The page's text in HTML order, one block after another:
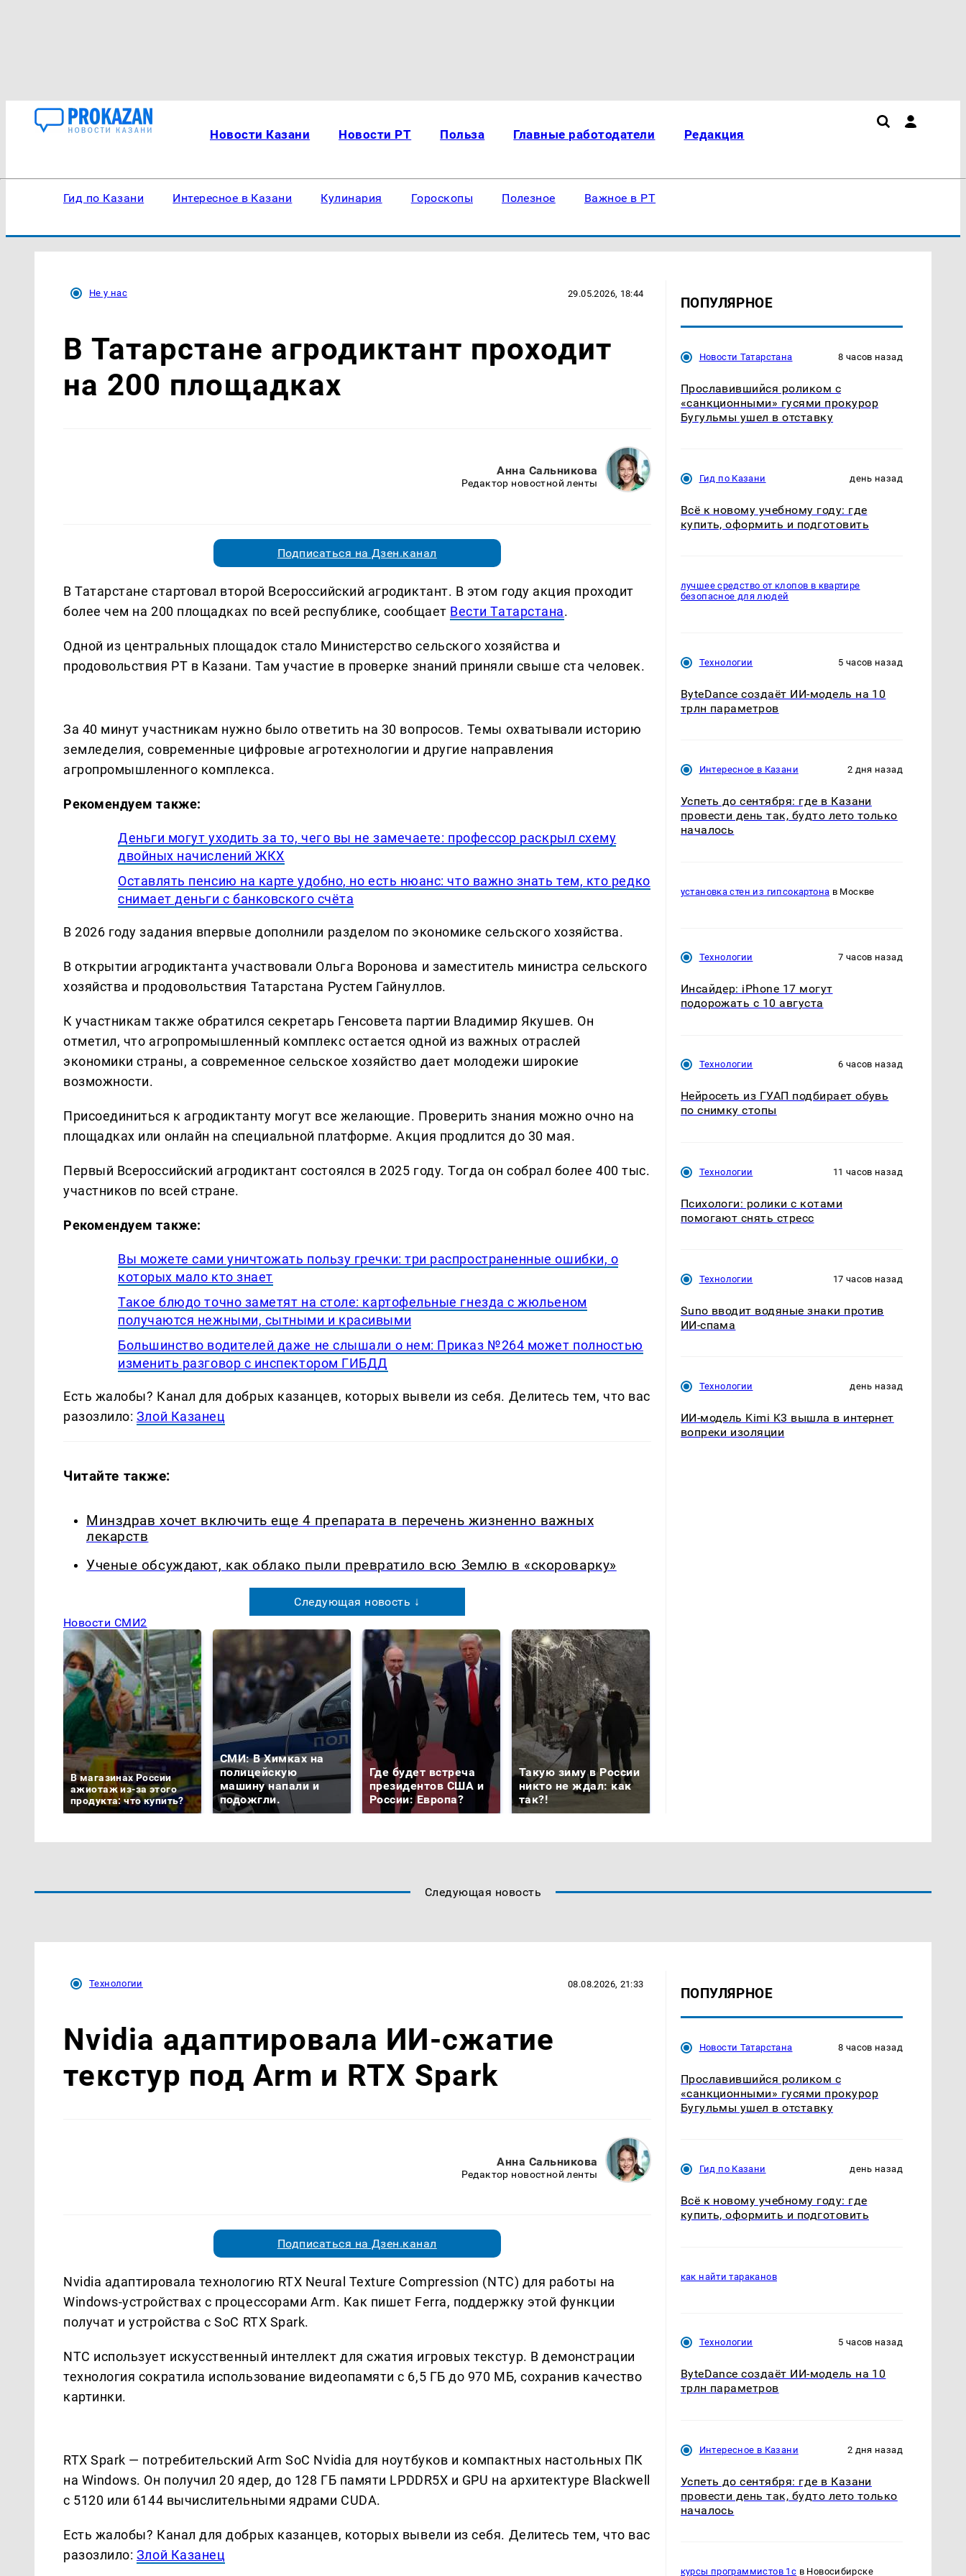
Новости Казани Новости РТ Польза Главные работодатели Редакция
Гид по Казани Интересное в Казани Кулинария Гороскопы Полезное Важное в РТ
Не у нас 29.05.2026, 18:44
В Татарстане агродиктант проходит
на 200 площадках
Анна Сальникова
Редактор новостной ленты
Подписаться на Дзен.канал
В Татарстане стартовал второй Всероссийский агродиктант. В этом году акция проходит
более чем на 200 площадках по всей республике, сообщает Вести Татарстана.
Одной из центральных площадок стало Министерство сельского хозяйства и
продовольствия РТ в Казани. Там участие в проверке знаний приняли свыше ста человек.
За 40 минут участникам нужно было ответить на 30 вопросов. Темы охватывали историю
земледелия, современные цифровые агротехнологии и другие направления
агропромышленного комплекса.
Рекомендуем также:
Деньги могут уходить за то, чего вы не замечаете: профессор раскрыл схему
двойных начислений ЖКХ
Оставлять пенсию на карте удобно, но есть нюанс: что важно знать тем, кто редко
снимает деньги с банковского счёта
В 2026 году задания впервые дополнили разделом по экономике сельского хозяйства.
В открытии агродиктанта участвовали Ольга Воронова и заместитель министра сельского
хозяйства и продовольствия Татарстана Рустем Гайнуллов.
К участникам также обратился секретарь Генсовета партии Владимир Якушев. Он
отметил, что агропромышленный комплекс остается одной из важных отраслей
экономики страны, а современное сельское хозяйство дает молодежи широкие
возможности.
Присоединиться к агродиктанту могут все желающие. Проверить знания можно очно на
площадках или онлайн на специальной платформе. Акция продлится до 30 мая.
Первый Всероссийский агродиктант состоялся в 2025 году. Тогда он собрал более 400 тыс.
участников по всей стране.
Рекомендуем также:
Вы можете сами уничтожать пользу гречки: три распространенные ошибки, о
которых мало кто знает
Такое блюдо точно заметят на столе: картофельные гнезда с жюльеном
получаются нежными, сытными и красивыми
Большинство водителей даже не слышали о нем: Приказ №264 может полностью
изменить разговор с инспектором ГИБДД
Есть жалобы? Канал для добрых казанцев, которых вывели из себя. Делитеcь тем, что вас
разозлило: Злой Казанец
Читайте также:
Минздрав хочет включить еще 4 препарата в перечень жизненно важных
лекарств
Ученые обсуждают, как облако пыли превратило всю Землю в «скороварку»
Следующая новость ↓
Новости СМИ2
В магазинах России
ажиотаж из-за этого
продукта: что купить?
СМИ: В Химках на
полицейскую
машину напали и
подожгли.
Где будет встреча
президентов США и
России: Европа?
Такую зиму в России
никто не ждал: как
так?!
ПОПУЛЯРНОЕ
Новости Татарстана 8 часов назад
Прославившийся роликом с
«санкционными» гусями прокурор
Бугульмы ушел в отставку
Гид по Казани день назад
Всё к новому учебному году: где
купить, оформить и подготовить
лучшее средство от клопов в квартире
безопасное для людей
Технологии 5 часов назад
ByteDance создаёт ИИ-модель на 10
трлн параметров
Интересное в Казани 2 дня назад
Успеть до сентября: где в Казани
провести день так, будто лето только
началось
установка стен из гипсокартона в Москве
Технологии 7 часов назад
Инсайдер: iPhone 17 могут
подорожать с 10 августа
Технологии 6 часов назад
Нейросеть из ГУАП подбирает обувь
по снимку стопы
Технологии 11 часов назад
Психологи: ролики с котами
помогают снять стресс
Технологии 17 часов назад
Suno вводит водяные знаки против
ИИ-спама
Технологии день назад
ИИ-модель Kimi K3 вышла в интернет
вопреки изоляции
Следующая новость
Технологии 08.08.2026, 21:33
Nvidia адаптировала ИИ-сжатие
текстур под Arm и RTX Spark
Анна Сальникова
Редактор новостной ленты
Подписаться на Дзен.канал
Nvidia адаптировала технологию RTX Neural Texture Compression (NTC) для работы на
Windows-устройствах с процессорами Arm. Как пишет Ferra, поддержку этой функции
получат и устройства с SoC RTX Spark.
NTC использует искусственный интеллект для сжатия игровых текстур. В демонстрации
технология сократила использование видеопамяти с 6,5 ГБ до 970 МБ, сохранив качество
картинки.
RTX Spark — потребительский Arm SoC Nvidia для ноутбуков и компактных настольных ПК
на Windows. Он получил 20 ядер, до 128 ГБ памяти LPDDR5X и GPU на архитектуре Blackwell
с 5120 или 6144 вычислительными ядрами CUDA.
Есть жалобы? Канал для добрых казанцев, которых вывели из себя. Делитеcь тем, что вас
разозлило: Злой Казанец
ПОПУЛЯРНОЕ
Новости Татарстана 8 часов назад
Прославившийся роликом с
«санкционными» гусями прокурор
Бугульмы ушел в отставку
Гид по Казани день назад
Всё к новому учебному году: где
купить, оформить и подготовить
как найти тараканов
Технологии 5 часов назад
ByteDance создаёт ИИ-модель на 10
трлн параметров
Интересное в Казани 2 дня назад
Успеть до сентября: где в Казани
провести день так, будто лето только
началось
курсы программистов 1с в Новосибирске